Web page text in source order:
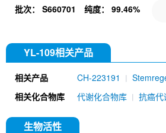
批次： S660701 纯度： 99.46%
YL-109相关产品
相关产品 CH-223191
相关化合物库 代谢化合物库 抗癌
生物活性